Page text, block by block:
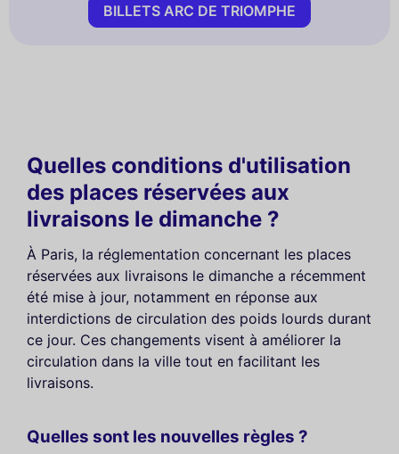
BILLETS ARC DE TRIOMPHE
Quelles conditions d'utilisation
des places réservées aux
livraisons le dimanche ?
À Paris, la réglementation concernant les places
réservées aux livraisons le dimanche a récemment
été mise à jour, notamment en réponse aux
interdictions de circulation des poids lourds durant
ce jour. Ces changements visent à améliorer la
circulation dans la ville tout en facilitant les
livraisons.
Quelles sont les nouvelles règles ?